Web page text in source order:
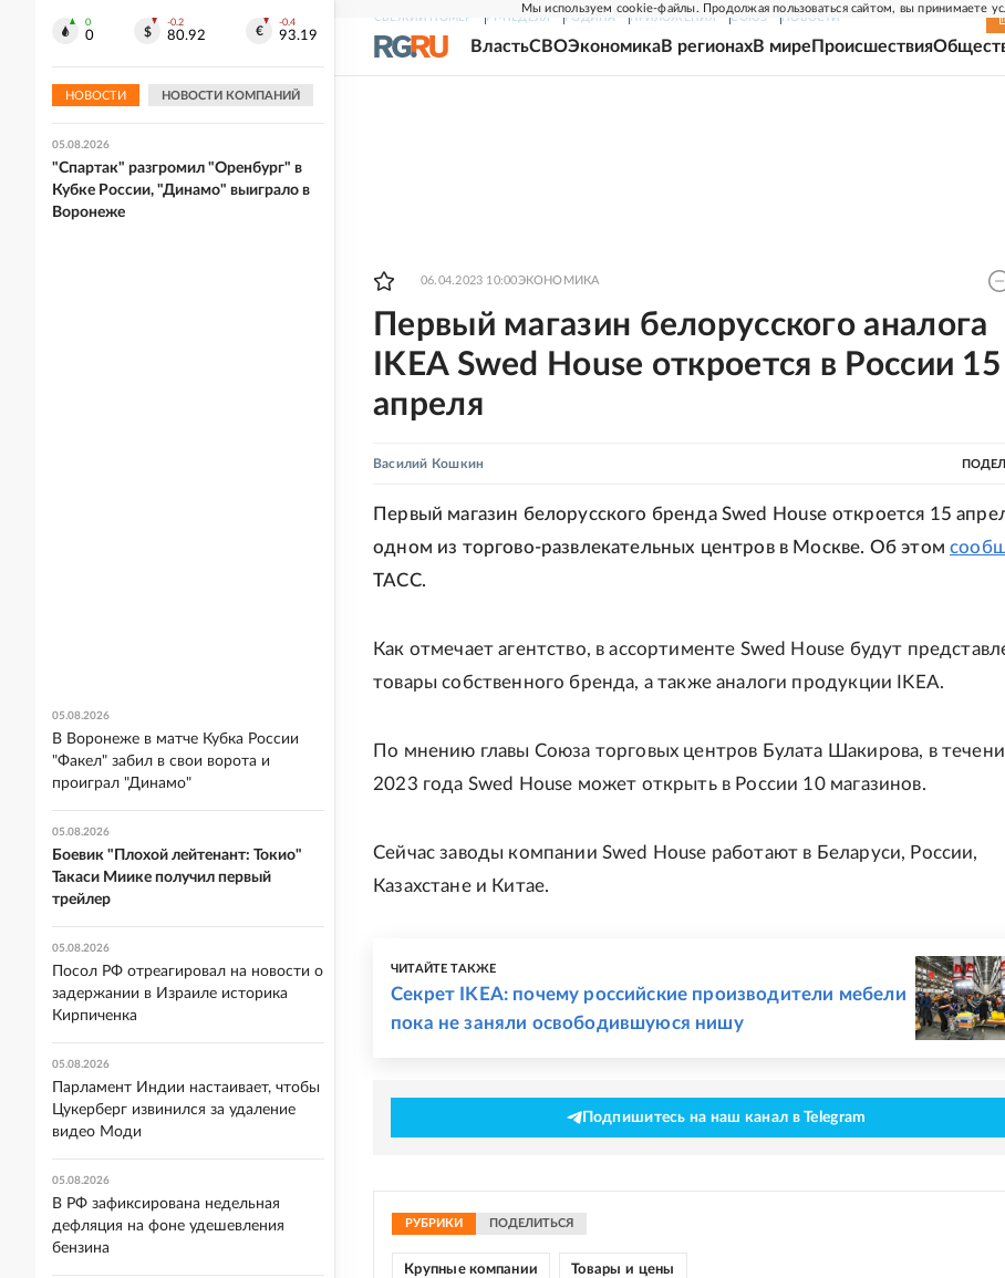
Мы используем cookie-файлы. Продолжая пользоваться сайтом, вы принимаете
СВЕЖИЙ НОМЕР РГ-НЕДЕЛЯ РОДИНА ПРИЛОЖЕНИЯ СОЮЗ НОВОСТИ
ВластьСВОЭкономикаВ регионахВ мире Происшествия
06.04.2023 10:00ЭКОНОМИКА
Первый магазин белорусского аналога
IKEA Swed House откроется в России 15
апреля
Василий Кошкин
Первый магазин белорусского бренда Swed House откроется 15
одном из торгово-развлекательных центров в Москве. Об этом
ТАСС.
Как отмечает агентство, в ассортименте Swed House будут
товары собственного бренда, а также аналоги продукции IKEA.
По мнению главы Союза торговых центров Булата Шакирова, в
2023 года Swed House может открыть в России 10 магазинов.
Сейчас заводы компании Swed House работают в Беларуси, России,
Казахстане и Китае.
ЧИТАЙТЕ ТАКЖЕ
Секрет IKEA: почему российские производители мебели
пока не заняли освободившуюся нишу
Подпишитесь на наш канал в Telegram
РУБРИКИ ПОДЕЛИТЬСЯ
Крупные компании Товары и цены
0
0
-0.2
80.92
-0.4
93.19
НОВОСТИ НОВОСТИ КОМПАНИЙ
05.08.2026
судов в Ормузском проливе
05.08.2026
"Спартак" разгромил "Оренбург" в
Кубке России, "Динамо" выиграло в
Воронеже
05.08.2026
В Воронеже в матче Кубка России
"Факел" забил в свои ворота и
проиграл "Динамо"
05.08.2026
Боевик "Плохой лейтенант: Токио"
Такаси Миике получил первый
трейлер
05.08.2026
Посол РФ отреагировал на новости о
задержании в Израиле историка
Кирпиченка
05.08.2026
Парламент Индии настаивает, чтобы
Цукерберг извинился за удаление
видео Моди
05.08.2026
В РФ зафиксирована недельная
дефляция на фоне удешевления
бензина